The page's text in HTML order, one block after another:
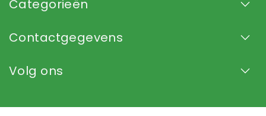
Categorieën
Contactgegevens
Volg ons